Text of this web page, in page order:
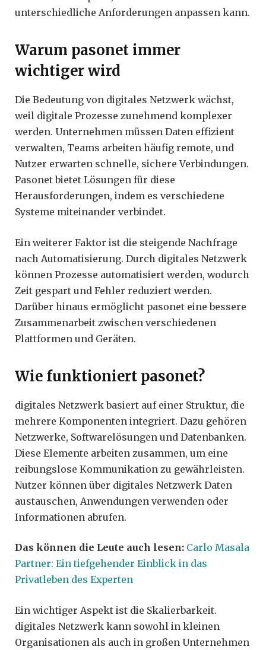
unterschiedliche Anforderungen anpassen kann.
Warum pasonet immer
wichtiger wird
Die Bedeutung von digitales Netzwerk wächst,
weil digitale Prozesse zunehmend komplexer
werden. Unternehmen müssen Daten effizient
verwalten, Teams arbeiten häufig remote, und
Nutzer erwarten schnelle, sichere Verbindungen.
Pasonet bietet Lösungen für diese
Herausforderungen, indem es verschiedene
Systeme miteinander verbindet.
Ein weiterer Faktor ist die steigende Nachfrage
nach Automatisierung. Durch digitales Netzwerk
können Prozesse automatisiert werden, wodurch
Zeit gespart und Fehler reduziert werden.
Darüber hinaus ermöglicht pasonet eine bessere
Zusammenarbeit zwischen verschiedenen
Plattformen und Geräten.
Wie funktioniert pasonet?
digitales Netzwerk basiert auf einer Struktur, die
mehrere Komponenten integriert. Dazu gehören
Netzwerke, Softwarelösungen und Datenbanken.
Diese Elemente arbeiten zusammen, um eine
reibungslose Kommunikation zu gewährleisten.
Nutzer können über digitales Netzwerk Daten
austauschen, Anwendungen verwenden oder
Informationen abrufen.
Das können die Leute auch lesen: Carlo Masala
Partner: Ein tiefgehender Einblick in das
Privatleben des Experten
Ein wichtiger Aspekt ist die Skalierbarkeit.
digitales Netzwerk kann sowohl in kleinen
Organisationen als auch in großen Unternehmen